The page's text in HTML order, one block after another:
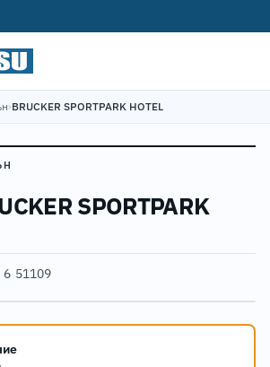
›BRUCKER SPORTPARK HOTEL
SPORTPARK
6·51109